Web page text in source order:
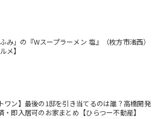
み」の『Wスープラーメン 塩』（枚方市渚西）
メ】
ワン】最後の1邸を引き当てるのは誰？高橋開発
・即入居可のお家まとめ【ひらつー不動産】